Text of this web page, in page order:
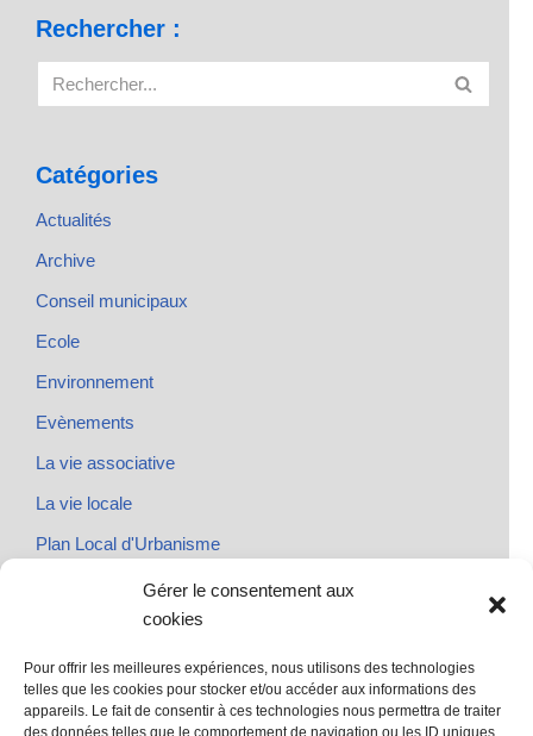
Gérer le consentement aux
cookies
Pour offrir les meilleures expériences, nous utilisons des technologies
telles que les cookies pour stocker et/ou accéder aux informations des
appareils. Le fait de consentir à ces technologies nous permettra de traiter
des données telles que le comportement de navigation ou les ID uniques
Rechercher :
Catégories
Actualités
Archive
Conseil municipaux
Ecole
Environnement
Evènements
La vie associative
La vie locale
Plan Local d'Urbanisme